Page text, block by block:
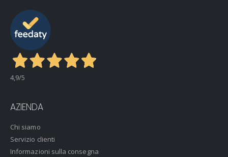
4,9/5
AZIENDA
Chi siamo
Servizio clienti
Informazioni sulla consegna